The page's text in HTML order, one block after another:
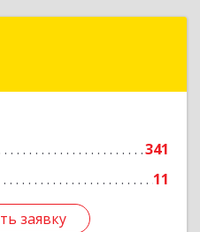
341
11
заявку
Подробнее
заявку